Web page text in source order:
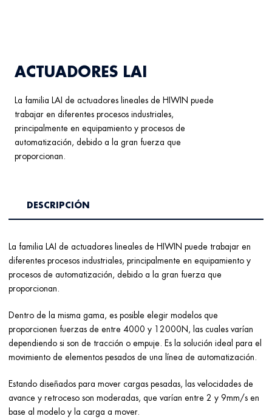
ACTUADORES LAI
La familia LAI de actuadores lineales de HIWIN puede
trabajar en diferentes procesos industriales,
principalmente en equipamiento y procesos de
automatización, debido a la gran fuerza que
proporcionan.
DESCRIPCIÓN
La familia LAI de actuadores lineales de HIWIN puede trabajar en
diferentes procesos industriales, principalmente en equipamiento y
procesos de automatización, debido a la gran fuerza que
proporcionan.
Dentro de la misma gama, es posible elegir modelos que
proporcionen fuerzas de entre 4000 y 12000N, las cuales varían
dependiendo si son de tracción o empuje. Es la solución ideal para el
movimiento de elementos pesados de una línea de automatización.
Estando diseñados para mover cargas pesadas, las velocidades de
avance y retroceso son moderadas, que varían entre 2 y 9mm/s en
base al modelo y la carga a mover.